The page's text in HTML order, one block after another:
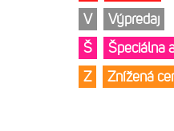
V
Výpredaj
Š
Špeciálna
Z
Znížená